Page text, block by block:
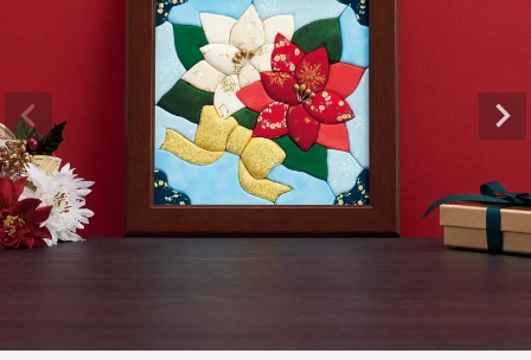
診断チャート
ジャンルで選ぶ
レビューを見る